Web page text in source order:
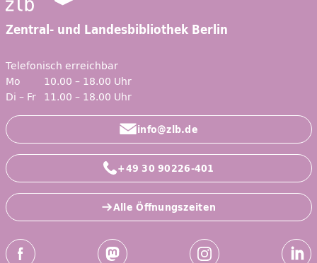
Zentral- und Landesbibliothek Berlin
Telefonisch erreichbar
Mo
10.00 – 18.00 Uhr
Di – Fr 11.00 – 18.00 Uhr
info@zlb.de
+49 30 90226-401
Alle Öffnungszeiten
Social-Media Kanäle der ZLB